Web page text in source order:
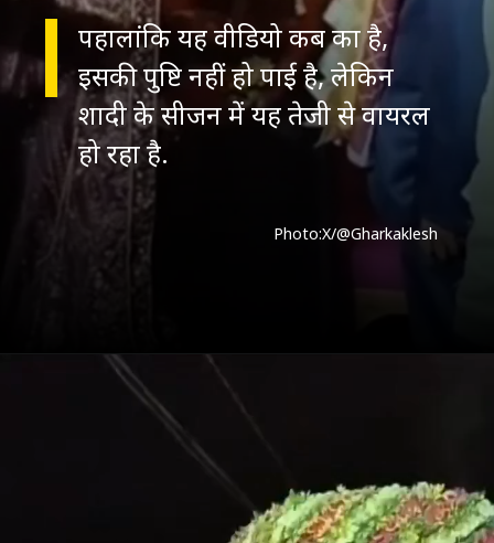
पहालांकि यह वीडियो कब का है,
इसकी पुष्टि नहीं हो पाई है, लेकिन
शादी के सीजन में यह तेजी से वायरल
हो रहा है.
Photo:X/@Gharkaklesh